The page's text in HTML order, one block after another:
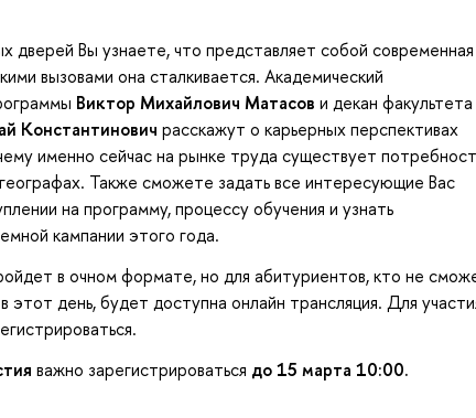
дверей Вы узнаете, что представляет собой современная
вызовами она сталкивается. Академический
Виктор Михайлович Матасов и декан факультета
Константинович расскажут о карьерных перспективах
именно сейчас на рынке труда существует
Также сможете задать все интересующие Вас
на программу, процессу обучения и узнать
кампании этого года.
в очном формате, но для абитуриентов, кто не
этот день, будет доступна онлайн трансляция. Для
важно зарегистрироваться до 15 марта 10:00.